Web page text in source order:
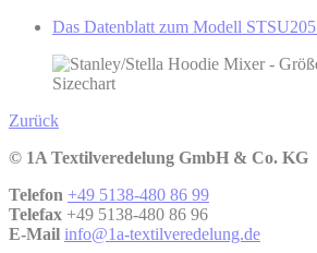
Das Datenblatt zum Modell STSU205
Zurück
© 1A Textilveredelung GmbH & Co. KG
Telefon +49 5138-480 86 99
Telefax +49 5138-480 86 96
E-Mail info@1a-textilveredelung.de